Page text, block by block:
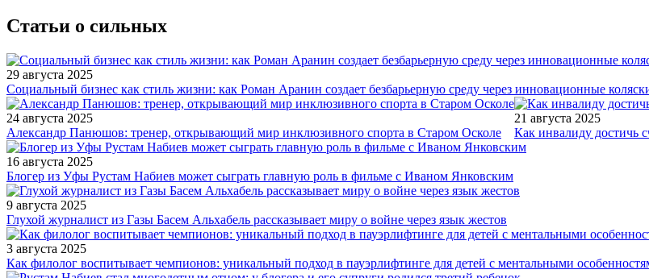
Статьи о сильных
29 августа 2025
Социальный бизнес как стиль жизни: как Роман Аранин создает безбарьерную среду через инновационные
24 августа 2025
Александр Панюшов: тренер, открывающий мир инклюзивного спорта в Старом Осколе
21 августа 2025
Как инвалиду достичь
16 августа 2025
Блогер из Уфы Рустам Набиев может сыграть главную роль в фильме с Иваном Янковским
9 августа 2025
Глухой журналист из Газы Басем Альхабель рассказывает миру о войне через язык жестов
3 августа 2025
Как филолог воспитывает чемпионов: уникальный подход в пауэрлифтинге для детей с ментальными